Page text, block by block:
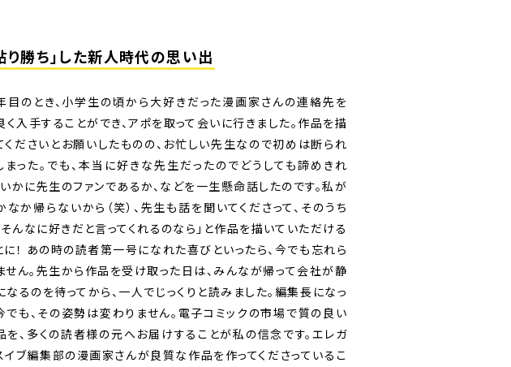
り勝ち」した新人時代の思い出
目のとき、小学生の頃から大好きだった漫画家さんの連絡先を
く入手することができ、アポを取って会いに行きました。作品を描
くださいとお願いしたものの、お忙しい先生なので初めは断られ
まった。でも、本当に好きな先生だったのでどうしても諦めきれ
いかに先生のファンであるか、などを一生懸命話したのです。私が
なか帰らないから（笑）、先生も話を聞いてくださって、そのうち
そんなに好きだと言ってくれるのなら」と作品を描いていただける
に！ あの時の読者第一号になれた喜びといったら、今でも忘れら
せん。先生から作品を受け取った日は、みんなが帰って会社が静
なるのを待ってから、一人でじっくりと読みました。編集長になっ
でも、その姿勢は変わりません。電子コミックの市場で質の良い
を、多くの読者様の元へお届けすることが私の信念です。エレガ
イブ編集部の漫画家さんが良質な作品を作ってくださっているこ